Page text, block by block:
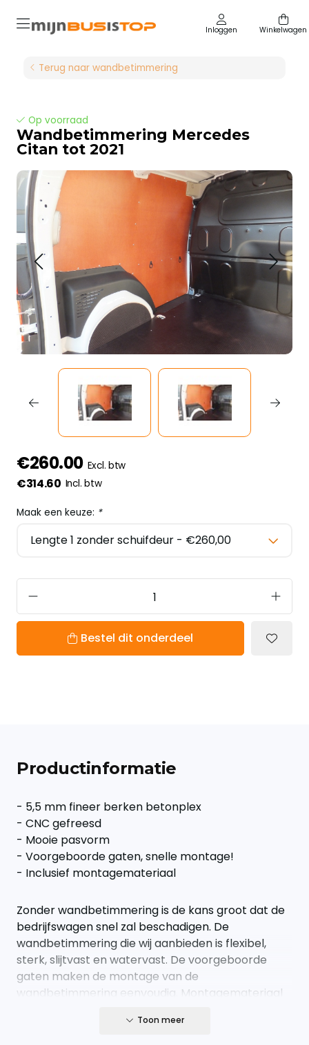
Inloggen Winkelwagen
Terug naar wandbetimmering
Op voorraad
Wandbetimmering Mercedes
Citan tot 2021
€260.00 Excl. btw
€314.60 Incl. btw
Maak een keuze: *
Bestel dit onderdeel
Productinformatie
- 5,5 mm fineer berken betonplex
- CNC gefreesd
- Mooie pasvorm
- Voorgeboorde gaten, snelle montage!
- Inclusief montagemateriaal
Zonder wandbetimmering is de kans groot dat de
bedrijfswagen snel zal beschadigen. De
wandbetimmering die wij aanbieden is flexibel,
sterk, slijtvast en watervast. De voorgeboorde
gaten maken de montage van de
wandbetimmering eenvoudig. Montagemateriaal
Toon meer